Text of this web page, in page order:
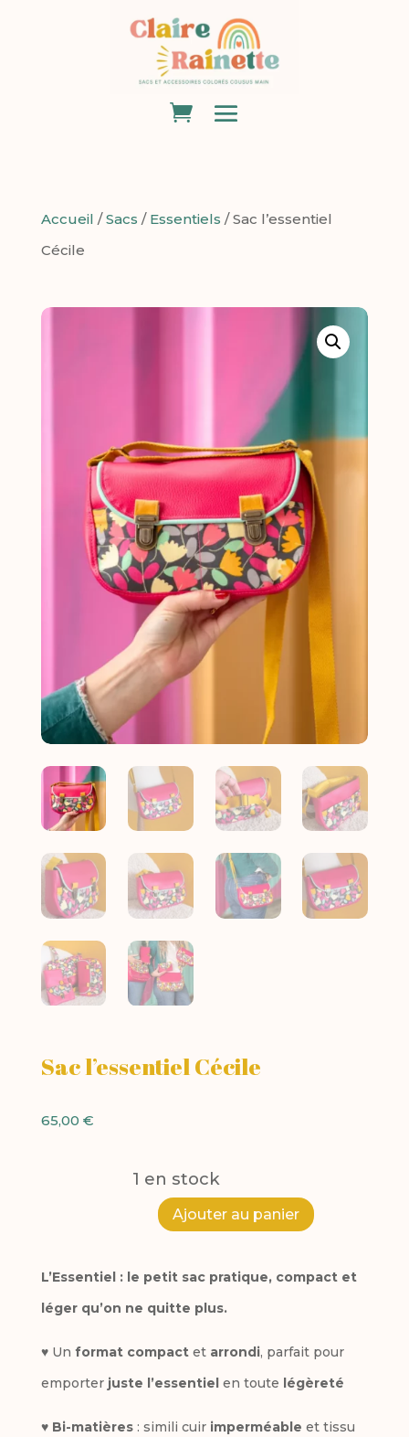
Accueil /Sacs / Essentiels / Sac l’essentiel
Cécile
Sac l’essentiel Cécile
65,00 €
1 en stock
quantité
Cécile
Ajouter au panier
t
n
L’Essentiel : le petit sac pratique, compact et
léger qu’on ne quitte plus.
♥ Un format compactet arrondi, parfait pour
emporter juste l’essentielen toute légèreté
♥ Bi-matières: simili cuir imperméable et tissu